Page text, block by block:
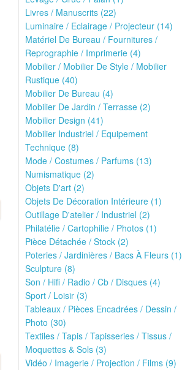
Livres / Manuscrits (22)
Luminaire / Eclairage / Projecteur (14)
Matériel De Bureau / Fournitures /
Reprographie / Imprimerie (4)
Mobilier / Mobilier De Style / Mobilier
Rustique (40)
Mobilier De Bureau (4)
Mobilier De Jardin / Terrasse (2)
Mobilier Design (41)
Mobilier Industriel / Equipement
Technique (8)
Mode / Costumes / Parfums (13)
Numismatique (2)
Objets D'art (2)
Objets De Décoration Intérieure (1)
Outillage D'atelier / Industriel (2)
Philatélie / Cartophilie / Photos (1)
Pièce Détachée / Stock (2)
Poteries / Jardinières / Bacs À Fleurs (1)
Sculpture (8)
Son / Hifi / Radio / Cb / Disques (4)
Sport / Loisir (3)
Tableaux / Pièces Encadrées / Dessin /
Photo (30)
Textiles / Tapis / Tapisseries / Tissus /
Moquettes & Sols (3)
Vidéo / Imagerie / Projection / Films (9)